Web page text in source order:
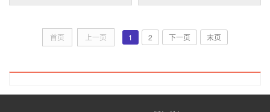
首页 上一页 1 2 下一页 末页